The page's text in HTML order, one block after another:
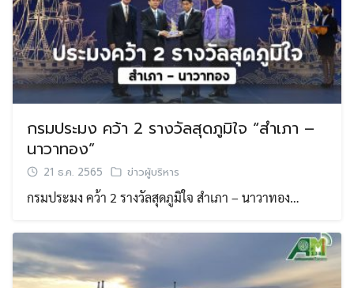
กรมประมง คว้า 2 รางวัลสุดภูมิใจ “สำเภา –
นาวาทอง”
21 ธ.ค. 2565 ข่าวผู้บริหาร
กรมประมง คว้า 2 รางวัลสุดภูมิใจ สำเภา – นาวาทอง…